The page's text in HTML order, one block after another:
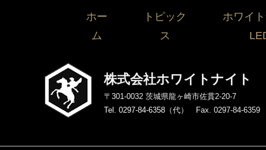
ホー
ム
トピック
ス
ホワイ
株式会社ホワイトナイト
〒301-0032 茨城県龍ヶ崎市佐貫2-20-7
Tel. 0297-84-6358 （代） Fax. 0297-84-6359